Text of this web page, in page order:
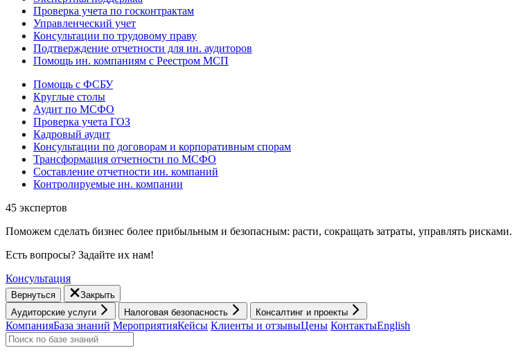
Проверка учета по госконтрактам
Управленческий учет
Консультации по трудовому праву
Подтверждение отчетности для ин. аудиторов
Помощь ин. компаниям с Реестром МСП
Помощь с ФСБУ
Круглые столы
Аудит по МСФО
Проверка учета ГОЗ
Кадровый аудит
Консультации по договорам и корпоративным спорам
Трансформация отчетности по МСФО
Составление отчетности ин. компаний
Контролируемые ин. компании
45 экспертов
Поможем сделать бизнес более прибыльным и безопасным: расти, cокращать затраты, управлять рисками.
Есть вопросы? Задайте их нам!
Консультация
Вернуться
Закрыть
Аудиторские услуги
Налоговая безопасность Консалтинг и проекты
КомпанияБаза знаний МероприятияКейсы Клиенты и отзывыЦены КонтактыEnglish